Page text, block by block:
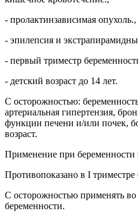
- пролактинзависимая опухоль.,
- эпилепсия и
- первый триместр
- детский возраст до 14 лет.
С осторожностью:
артериальная гипертензия,
функции печени и/или почек,
возраст.
Применение при
Противопоказано в I триместре
С осторожностью применять
беременности.